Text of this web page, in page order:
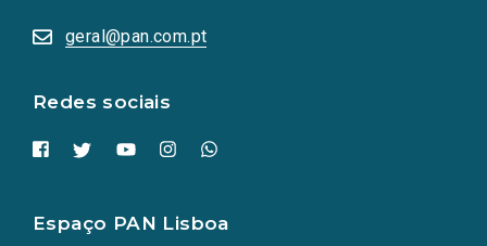
geral@pan.com.pt
Redes sociais
numa
nova
Espaço PAN Lisboa